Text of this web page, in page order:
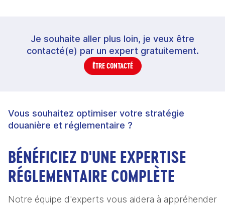
Je souhaite aller plus loin, je veux être
contacté(e) par un expert gratuitement.
ÊTRE CONTACTÉ
Vous souhaitez optimiser votre stratégie
douanière et réglementaire ?
BÉNÉFICIEZ D'UNE EXPERTISE
RÉGLEMENTAIRE COMPLÈTE
Notre équipe d'experts vous aidera à appréhender